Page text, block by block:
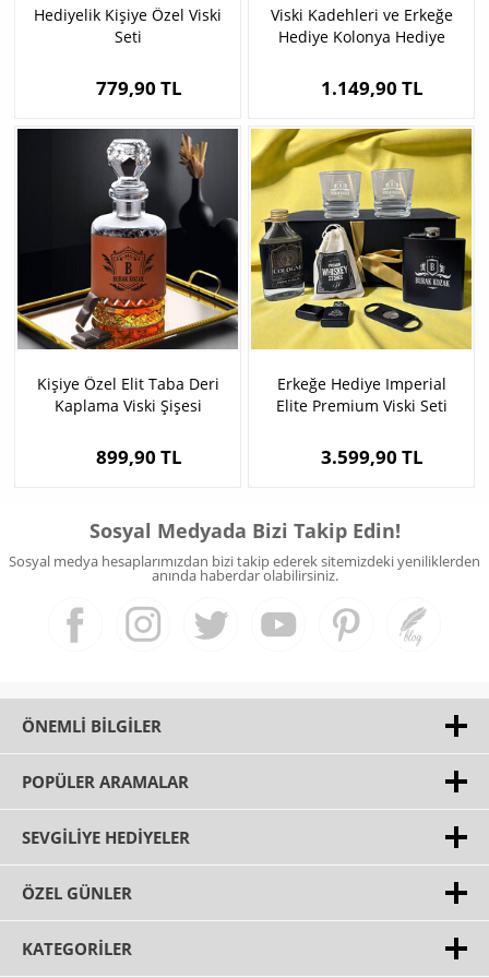
Hediyelik Kişiye Özel Viski
Seti
779,90 TL
Viski Kadehleri ve Erkeğe
Hediye Kolonya Hediye
1.149,90 TL
Kişiye Özel Elit Taba Deri
Kaplama Viski Şişesi
899,90 TL
Erkeğe Hediye Imperial
Elite Premium Viski Seti
3.599,90 TL
Sosyal Medyada Bizi Takip Edin!
Sosyal medya hesaplarımızdan bizi takip ederek sitemizdeki yeniliklerden
anında haberdar olabilirsiniz.
ÖNEMLI BILGILER
POPÜLER ARAMALAR
SEVGILIYE HEDIYELER
ÖZEL GÜNLER
KATEGORILER